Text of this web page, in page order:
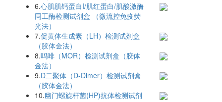
6.心肌肌钙蛋白I/肌红蛋白/肌酸激酶
同工酶检测试剂盒 （微流控免疫荧
光法）
7.促黄体生成素（LH）检测试剂盒
（胶体金法）
8.吗啡（MOR）检测试剂盒（胶体
金法）
9.D二聚体（D-Dimer）检测试剂盒
（胶体金法）
10.幽门螺旋杆菌(HP)抗体检测试剂